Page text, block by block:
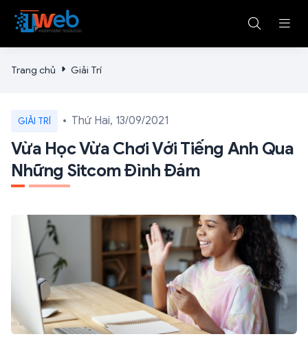
Trang chủ Giải Trí
GIẢI TRÍ Thứ Hai, 13/09/2021
Vừa Học Vừa Chơi Với Tiếng Anh Qua
Những Sitcom Đình Đám